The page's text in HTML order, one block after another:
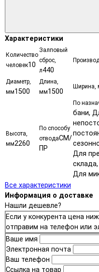
Характеристики
Количество
человек10
Залповый
сброс,
л440
Диаметр,
мм1500
Длина,
мм1500
Ширина,
Высота,
мм2260
По способу
отводаСМ/
ПР
По
бани,
Для
Для
Все характеристики
Информация о доставке
Нашли дешевле?
Если у конкурента цена
отправим на телефон или
Ваше имя
Электронная почта
Ваш телефон
Ссылка на товар